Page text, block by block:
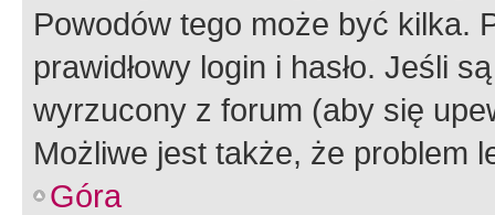
Powodów tego może być kilka.
prawidłowy login i hasło. Jeśli
wyrzucony z forum (aby się
Możliwe jest także, że problem
Góra